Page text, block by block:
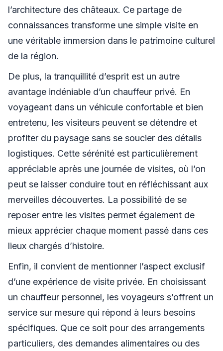
l’architecture des châteaux. Ce partage de
connaissances transforme une simple visite en
une véritable immersion dans le patrimoine culturel
de la région.
De plus, la tranquillité d’esprit est un autre
avantage indéniable d’un chauffeur privé. En
voyageant dans un véhicule confortable et bien
entretenu, les visiteurs peuvent se détendre et
profiter du paysage sans se soucier des détails
logistiques. Cette sérénité est particulièrement
appréciable après une journée de visites, où l’on
peut se laisser conduire tout en réfléchissant aux
merveilles découvertes. La possibilité de se
reposer entre les visites permet également de
mieux apprécier chaque moment passé dans ces
lieux chargés d’histoire.
Enfin, il convient de mentionner l’aspect exclusif
d’une expérience de visite privée. En choisissant
un chauffeur personnel, les voyageurs s’offrent un
service sur mesure qui répond à leurs besoins
spécifiques. Que ce soit pour des arrangements
particuliers, des demandes alimentaires ou des